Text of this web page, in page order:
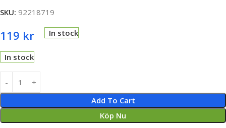
SKU: 92218719
119 kr In stock
In stock
Add To Cart
Köp Nu